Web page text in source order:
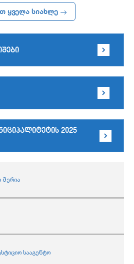
2025
მერია
სააგენტო
ყველა სიახლე